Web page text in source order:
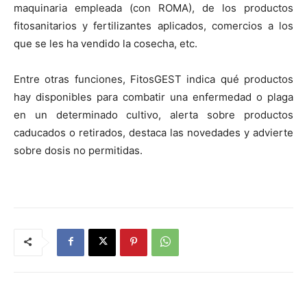
maquinaria empleada (con ROMA), de los productos
fitosanitarios y fertilizantes aplicados, comercios a los
que se les ha vendido la cosecha, etc.
Entre otras funciones, FitosGEST indica qué productos
hay disponibles para combatir una enfermedad o plaga
en un determinado cultivo, alerta sobre productos
caducados o retirados, destaca las novedades y advierte
sobre dosis no permitidas.